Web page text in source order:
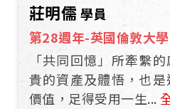
莊明儒 學員
第28週年-英國倫敦大
「共同回憶」所牽繫
貴的資產及體悟，也
價值，足得受用一生...